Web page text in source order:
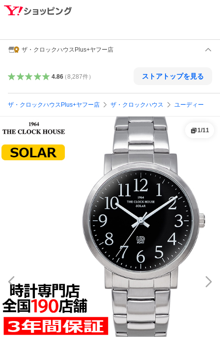
ザ・クロックハウスPlus+ヤフー店
4.86（8,287件） ストアトップを見る
ザ・クロックハウスPlus+ヤフー店 ザ・クロックハウス ユーディー
1/11